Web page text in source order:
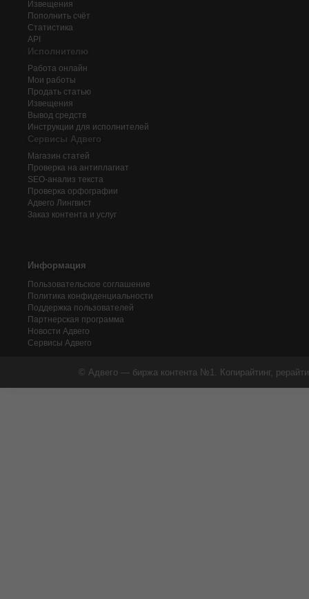
Извещения
Пополнить счёт
Статистика
API
Исполнителю
Работа онлайн
Мои работы
Продать статью
Извещения
Вывод средств
Инструкции для исполнителей
Сервисы Адвего
Магазин статей
Проверка на антиплагиат
SEO-анализ текста
Проверка орфографии
Адвего Лингвист
Заказ контента и услуг
Информация
Пользовательское соглашение
Политика конфиденциальности
Поддержка пользователей
Партнерская программа
Новости Адвего
Сервисы Адвего
© Адвего — биржа контента №1. Копирайтинг,